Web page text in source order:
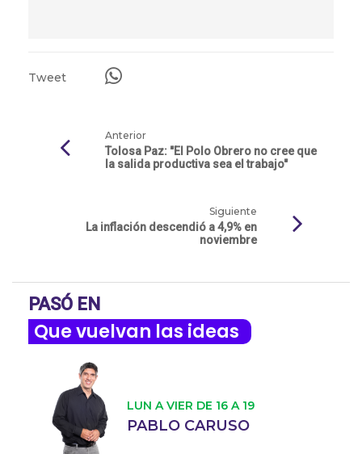
Tweet
Anterior
Tolosa Paz: "El Polo Obrero no cree que
la salida productiva sea el trabajo"
Siguiente
La inflación descendió a 4,9% en
noviembre
PASÓ EN
Que vuelvan las ideas
LUN A VIER DE 16 A 19
PABLO CARUSO